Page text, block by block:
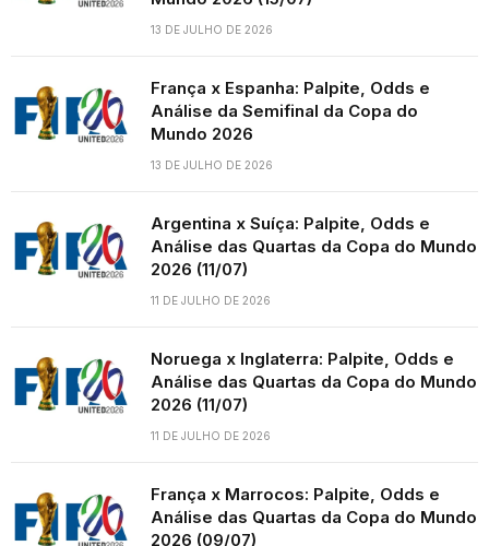
13 DE JULHO DE 2026
França x Espanha: Palpite, Odds e
Análise da Semifinal da Copa do
Mundo 2026
13 DE JULHO DE 2026
Argentina x Suíça: Palpite, Odds e
Análise das Quartas da Copa do Mundo
2026 (11/07)
11 DE JULHO DE 2026
Noruega x Inglaterra: Palpite, Odds e
Análise das Quartas da Copa do Mundo
2026 (11/07)
11 DE JULHO DE 2026
França x Marrocos: Palpite, Odds e
Análise das Quartas da Copa do Mundo
2026 (09/07)